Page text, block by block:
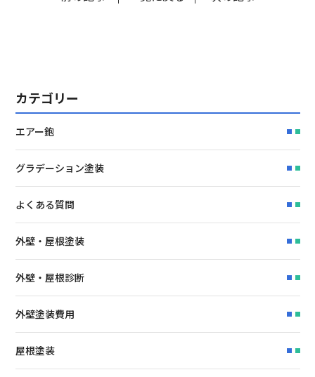
カテゴリー
エアー鉋
グラデーション塗装
よくある質問
外壁・屋根塗装
外壁・屋根診断
外壁塗装費用
屋根塗装